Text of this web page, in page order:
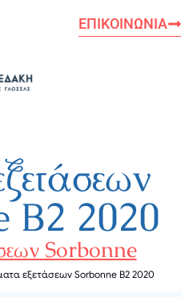
ΕΠΙΚΟΙΝΩΝΊΑ
B2 2020
Sorbonne
εξετάσεων Sorbonne B2 2020